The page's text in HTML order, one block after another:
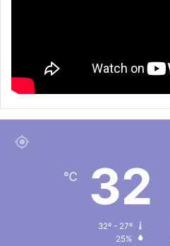
32
℃
25%